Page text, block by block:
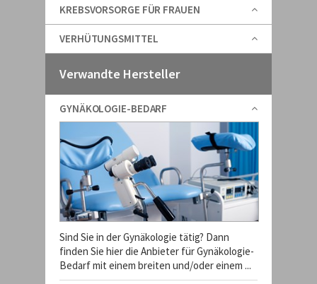
KREBSVORSORGE FÜR FRAUEN
VERHÜTUNGSMITTEL
Verwandte Hersteller
GYNÄKOLOGIE-BEDARF
Sind Sie in der Gynäkologie tätig? Dann
finden Sie hier die Anbieter für Gynäkologie-
Bedarf mit einem breiten und/oder einem ...